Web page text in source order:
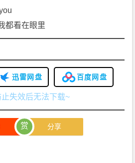
都看在眼里
迅雷网盘 百度网盘
失效后无法下载~
赏 分享